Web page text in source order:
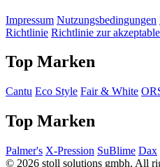
Impressum Nutzungsbedingungen
Richtlinie Richtlinie zur
Top Marken
Cantu Eco Style Fair & White
Top Marken
Palmer's X-Pression SuBlime Dax
© 2026 stoll solutions gmbh. All